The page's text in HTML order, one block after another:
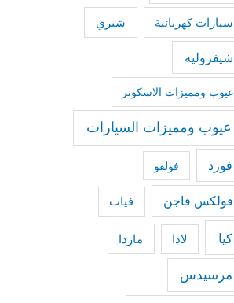
سيارات كهربائية شيري
شيفروليه
عيوب ومميزات الاسكوتر
عيوب ومميزات السيارات
فورد فولفو
فولكس فاجن فيات
كيا لادا مازدا
مرسيدس